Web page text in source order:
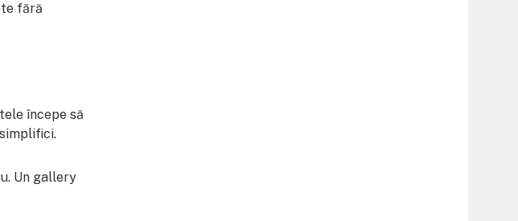
fără
începe să
Un gallery